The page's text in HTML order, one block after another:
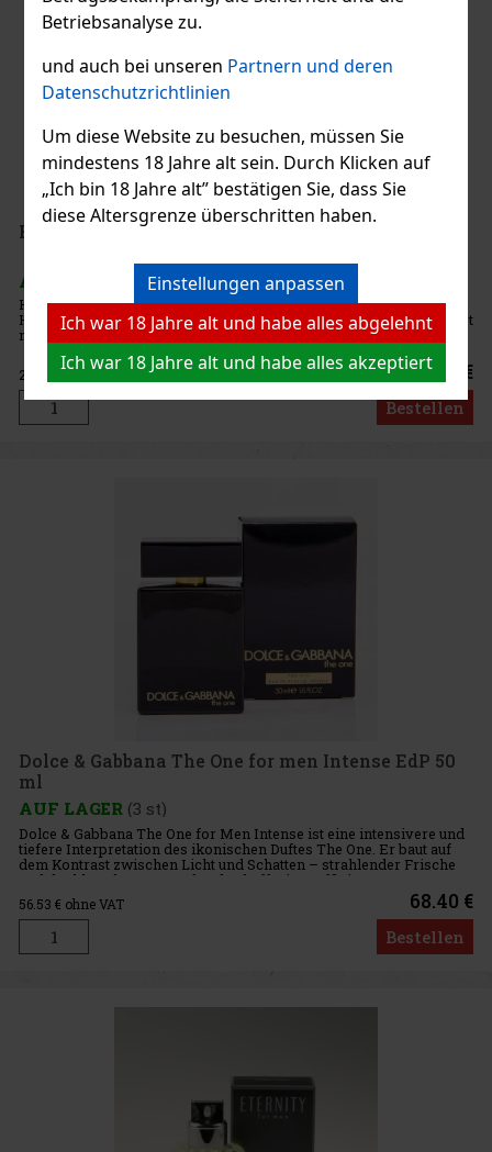
Betriebsanalyse zu.
und auch bei unseren Partnern und deren
Datenschutzrichtlinien
Um diese Website zu besuchen, müssen Sie
mindestens 18 Jahre alt sein. Durch Klicken auf
„Ich bin 18 Jahre alt” bestätigen Sie, dass Sie
diese Altersgrenze überschritten haben.
Einstellungen anpassen
Ich war 18 Jahre alt und habe alles abgelehnt
Ich war 18 Jahre alt und habe alles akzeptiert
Hugo Boss Hugo Energise Edt 75 ml
AUF LAGER (> 5 st)
Hugo Boss Hugo Energise ist ein frischer und anregender
Herrenduft, der erstmals 2005 auf den Markt kam. Der Duft eröffnet
mit frischen Noten von Clementine, Koriander und Kardamom, die
Wacholde
23.48 € ohne VAT 28.41 €
Bestellen
Dolce & Gabbana The One for men Intense EdP 50
ml
AUF LAGER (3 st)
Dolce & Gabbana The One for Men Intense ist eine intensivere und
tiefere Interpretation des ikonischen Duftes The One. Er baut auf
dem Kontrast zwischen Licht und Schatten – strahlender Frische
und dunkler Eleganz – auf und schafft eine raffinier
56.53 € ohne VAT 68.40 €
Bestellen